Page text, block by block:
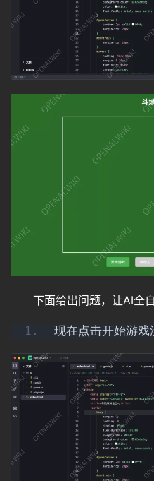
费
下面给出问题，让AI全
现在点击开始游